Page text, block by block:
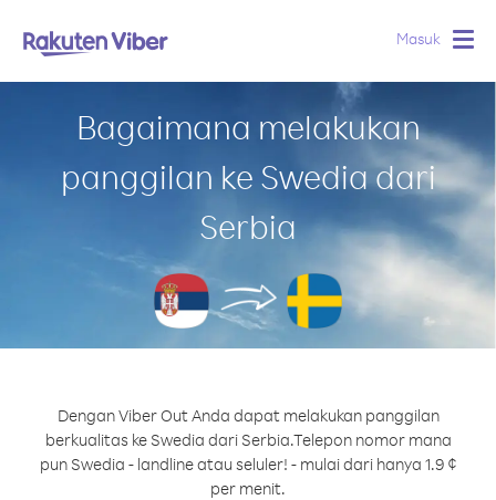
Masuk
Bagaimana melakukan
panggilan ke Swedia dari
Serbia
Dengan Viber Out Anda dapat melakukan panggilan
berkualitas ke Swedia dari Serbia.Telepon nomor mana
pun Swedia - landline atau seluler! - mulai dari hanya 1.9 ¢
per menit.